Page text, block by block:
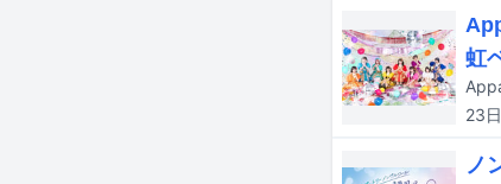
虹
23日
ノ